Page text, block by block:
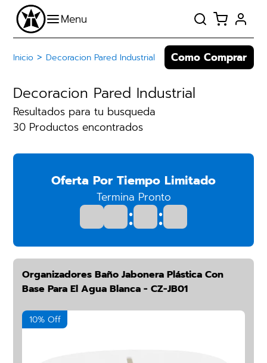
Inicio > Decoracion Pared Industrial Como Comprar
Decoracion Pared Industrial
Resultados para tu busqueda
30 Productos encontrados
Oferta Por Tiempo Limitado
Termina Pronto
: :
Organizadores Baño Jabonera Plástica Con
Base Para El Agua Blanca - CZ-JB01
10% Off